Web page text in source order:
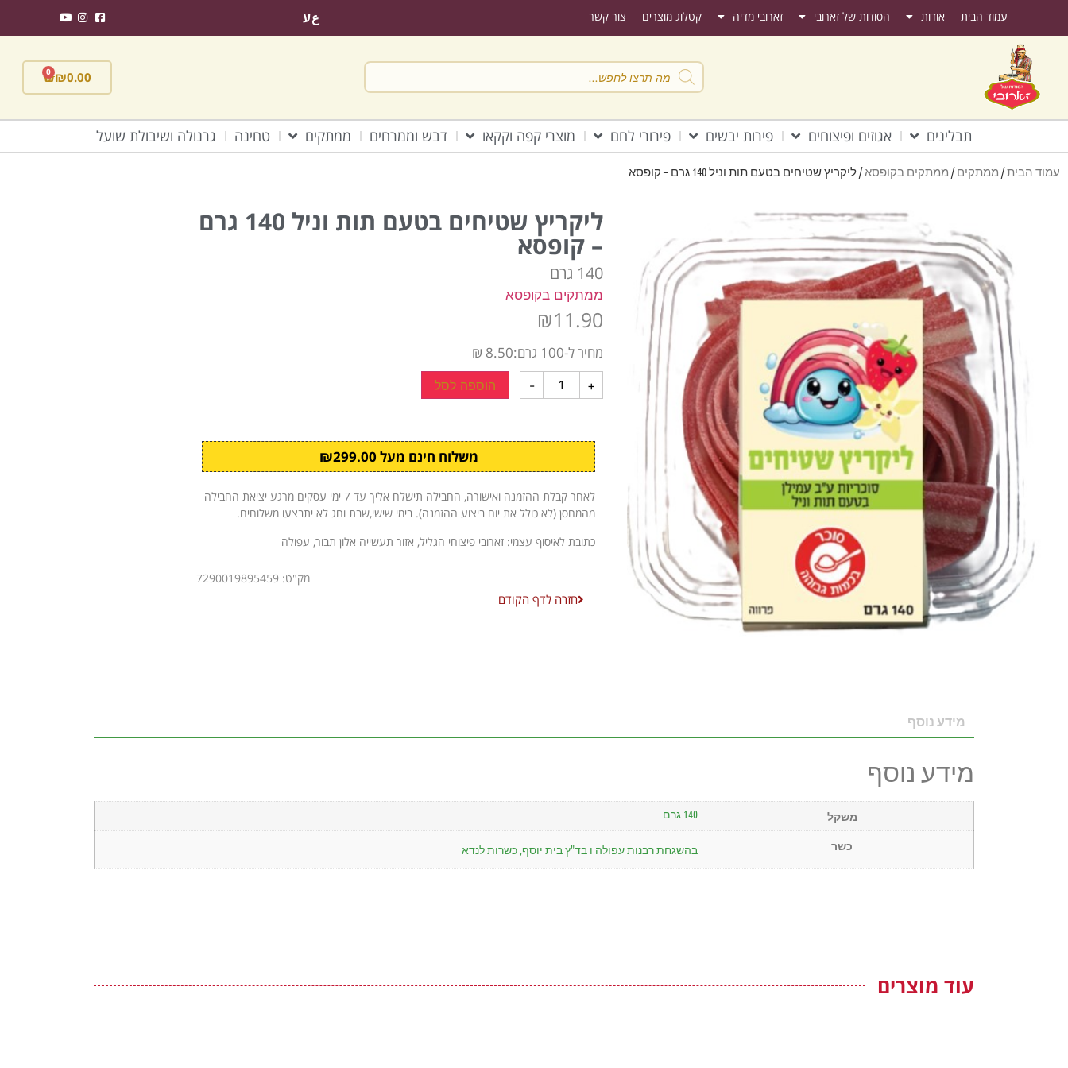
עמוד הבית אודות הסודות של זארובי זארובי מדיה קטלוג מוצרים צור קשר عע
₪0.00
0
תבלינים אגוזים ופיצוחים פירות יבשים פירורי לחם מוצרי קפה וקקאו דבש וממרחים ממתקים טחינה גרנולה ושיבולת שועל
עמוד הבית/ ממתקים/ ממתקים בקופסא/ ליקריץ שטיחים בטעם תות וניל 140 גרם – קופסא
ליקריץ שטיחים בטעם תות וניל 140 גרם
– קופסא
140 גרם
ממתקים בקופסא
₪11.90
מחיר ל-100 גרם:8.50 ₪
- + הוספה לסל
משלוח חינם מעל ₪299.00
לאחר קבלת ההזמנה ואישורה, החבילה תישלח אליך עד 7 ימי עסקים מרגע יציאת החבילה
מהמחסן (לא כולל את יום ביצוע ההזמנה). בימי שישי,שבת וחג לא יתבצעו משלוחים.
כתובת לאיסוף עצמי: זארובי פיצוחי הגליל, אזור תעשייה אלון תבור, עפולה
מק"ט: 7290019895459
חזרה לדף הקודם
מידע נוסף
מידע נוסף
משקל 140 גרם
כשר בהשגחת רבנות עפולה ו בד"ץ בית יוסף, כשרות לנדא
עוד מוצרים